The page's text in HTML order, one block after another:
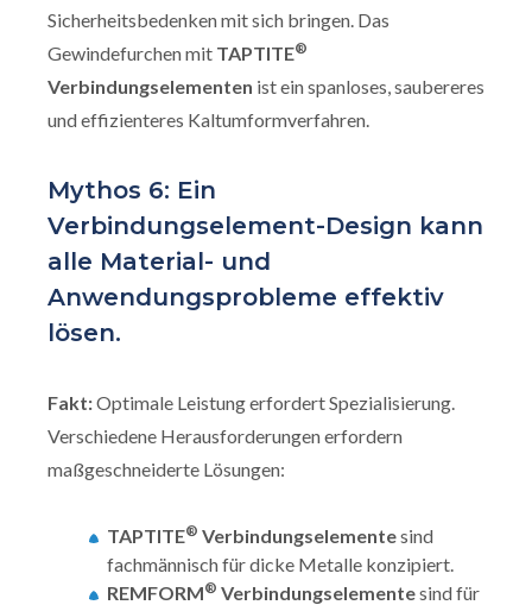
Sicherheitsbedenken mit sich bringen. Das
Gewindefurchen mit TAPTITE®
Verbindungselementen ist ein spanloses, saubereres
und effizienteres Kaltumformverfahren.
Mythos 6: Ein
Verbindungselement-Design kann
alle Material- und
Anwendungsprobleme effektiv
lösen.
Fakt:Optimale Leistung erfordert Spezialisierung.
Verschiedene Herausforderungen erfordern
maßgeschneiderte Lösungen:
TAPTITE® Verbindungselementesind
fachmännisch für dicke Metalle konzipiert.
REMFORM® Verbindungselementesind für